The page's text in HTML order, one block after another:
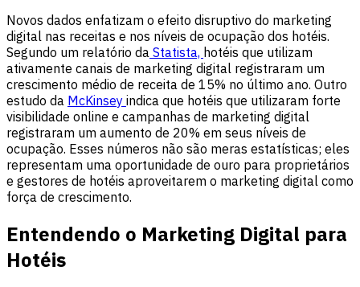
Novos dados enfatizam o efeito disruptivo do marketing
digital nas receitas e nos níveis de ocupação dos hotéis.
Segundo um relatório da Statista, hotéis que utilizam
ativamente canais de marketing digital registraram um
crescimento médio de receita de 15% no último ano. Outro
estudo da McKinsey indica que hotéis que utilizaram forte
visibilidade online e campanhas de marketing digital
registraram um aumento de 20% em seus níveis de
ocupação. Esses números não são meras estatísticas; eles
representam uma oportunidade de ouro para proprietários
e gestores de hotéis aproveitarem o marketing digital como
força de crescimento.
Entendendo o Marketing Digital para
Hotéis